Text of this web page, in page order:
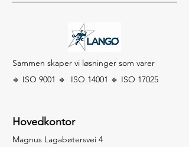
Sammen skaper vi løsninger som varer
🔹 ISO 9001 🔹 ISO 14001 🔹 ISO 17025
Hovedkontor
Magnus Lagabøtersvei 4